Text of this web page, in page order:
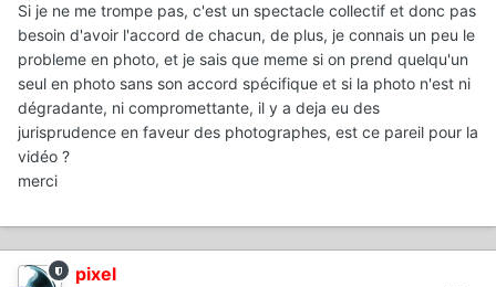
Si je ne me trompe pas, c'est un spectacle collectif et donc pas
besoin d'avoir l'accord de chacun, de plus, je connais un peu le
probleme en photo, et je sais que meme si on prend quelqu'un
seul en photo sans son accord spécifique et si la photo n'est ni
dégradante, ni compromettante, il y a deja eu des
jurisprudence en faveur des photographes, est ce pareil pour la
vidéo ?
merci
pixel